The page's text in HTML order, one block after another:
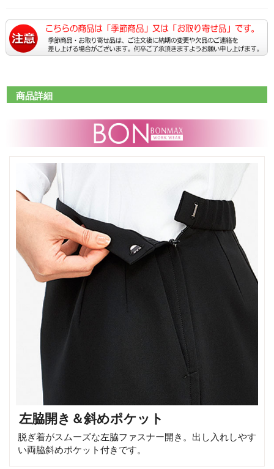
商品詳細
左脇開き＆斜めポケット
脱ぎ着がスムーズな左脇ファスナー開き。出し入れしやす
い両脇斜めポケット付きです。